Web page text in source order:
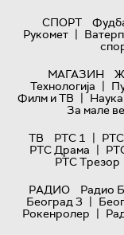
СПОРТ
Рукомет |
МАГАЗИН
Технологијa |
Филм и ТВ | Наука
За мале
ТВ
РТС 1 |
РТС Драма |
РТС Трезор
РАДИО
Радио
Београд 3 |
Рокенролер |